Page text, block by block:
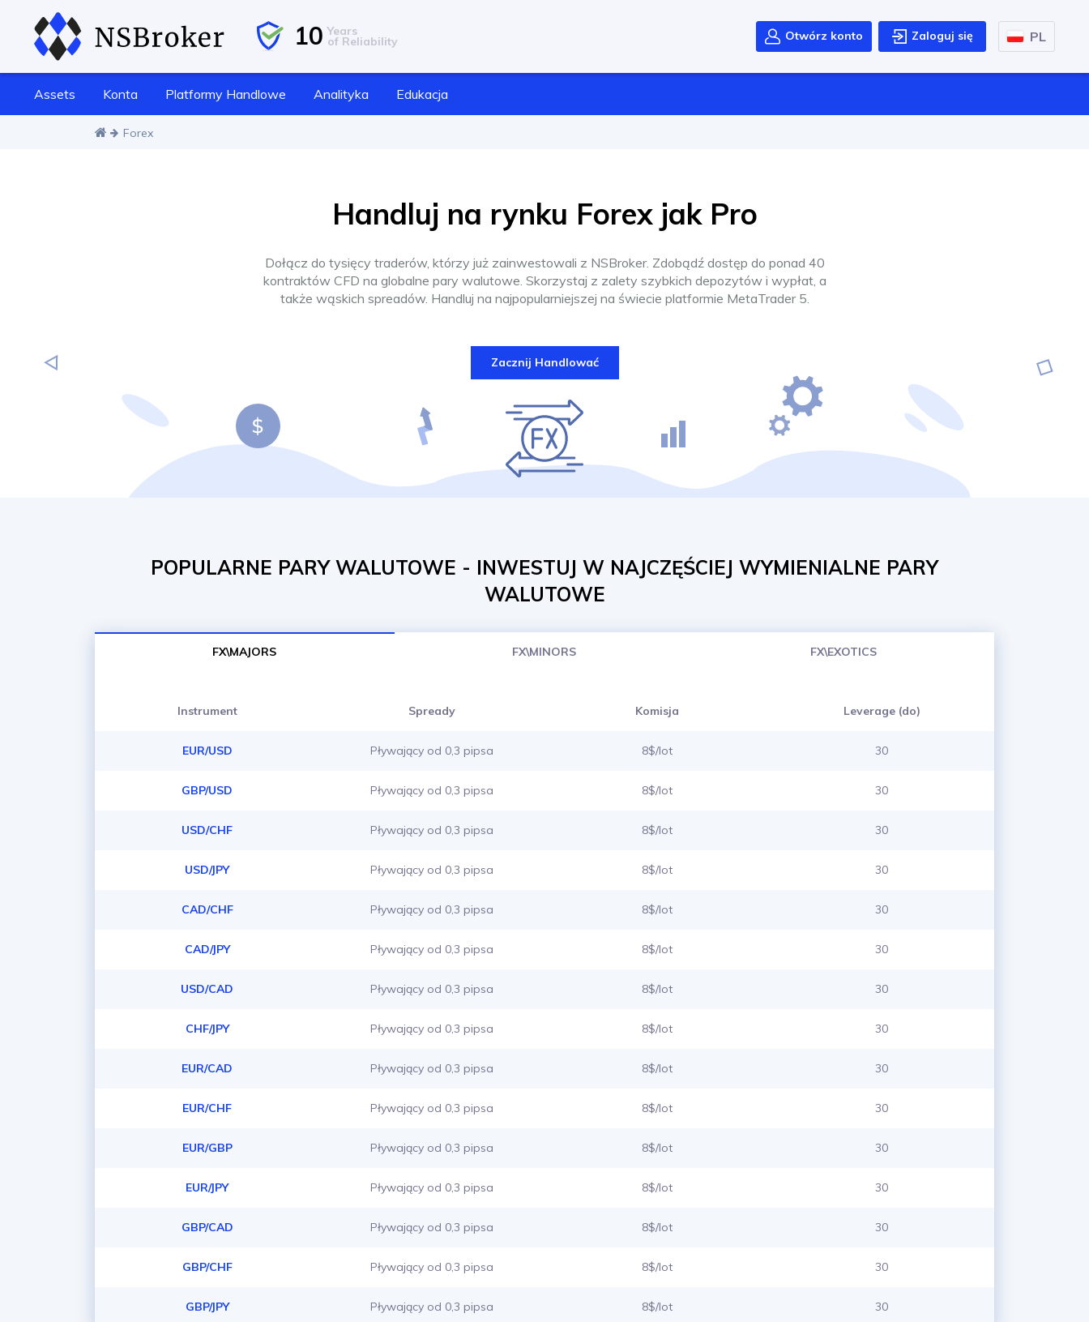
10 Years
of Reliability Otwórz konto Zaloguj się PL
Assets Konta Platformy Handlowe Analityka Edukacja
Forex
Handluj na rynku Forex jak Pro
Dołącz do tysięcy traderów, którzy już zainwestowali z NSBroker. Zdobądź dostęp do ponad 40
kontraktów CFD na globalne pary walutowe. Skorzystaj z zalety szybkich depozytów i wypłat, a
także wąskich spreadów. Handluj na najpopularniejszej na świecie platformie MetaTrader 5.
Zacznij Handlować
POPULARNE PARY WALUTOWE - INWESTUJ W NAJCZĘŚCIEJ WYMIENIALNE PARY
WALUTOWE
FX\MAJORS FX\MINORS FX\EXOTICS
Instrument Spready Komisja Leverage (do)
EUR/USD Pływający od 0,3 pipsa 8$/lot 30
GBP/USD Pływający od 0,3 pipsa 8$/lot 30
USD/CHF Pływający od 0,3 pipsa 8$/lot 30
USD/JPY Pływający od 0,3 pipsa 8$/lot 30
CAD/CHF Pływający od 0,3 pipsa 8$/lot 30
CAD/JPY Pływający od 0,3 pipsa 8$/lot 30
USD/CAD Pływający od 0,3 pipsa 8$/lot 30
CHF/JPY Pływający od 0,3 pipsa 8$/lot 30
EUR/CAD Pływający od 0,3 pipsa 8$/lot 30
EUR/CHF Pływający od 0,3 pipsa 8$/lot 30
EUR/GBP Pływający od 0,3 pipsa 8$/lot 30
EUR/JPY Pływający od 0,3 pipsa 8$/lot 30
GBP/CAD Pływający od 0,3 pipsa 8$/lot 30
GBP/CHF Pływający od 0,3 pipsa 8$/lot 30
GBP/JPY Pływający od 0,3 pipsa 8$/lot 30